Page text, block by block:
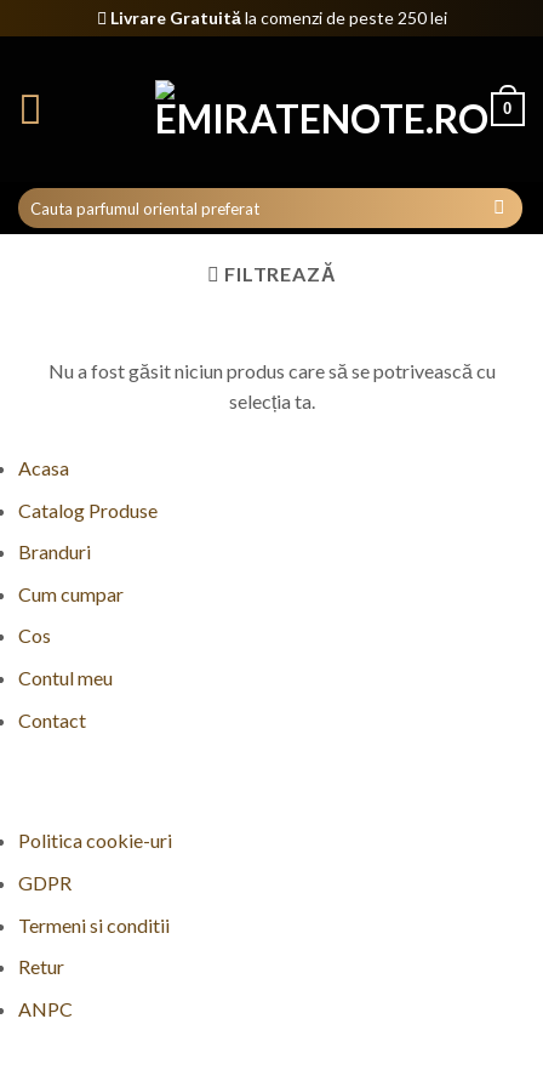
to
Livrare Gratuităla comenzi de peste 250 lei
0
FILTREAZĂ
Nu a fost găsit niciun produs care să se potrivească cu
selecția ta.
Acasa
Catalog Produse
Branduri
Cum cumpar
Cos
Contul meu
Contact
Politica cookie-uri
GDPR
Termeni si conditii
Retur
ANPC